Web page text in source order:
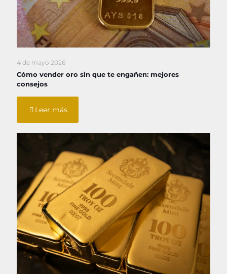
4 de mayo 2026
Cómo vender oro sin que te engañen: mejores
consejos
Leer más